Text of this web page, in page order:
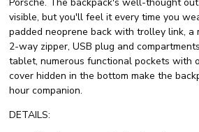
visible, but you'll feel it every time you
padded neoprene back with trolley link, a
2-way zipper, USB plug and
tablet, numerous functional pockets with
cover hidden in the bottom make the
hour companion.
DETAILS: